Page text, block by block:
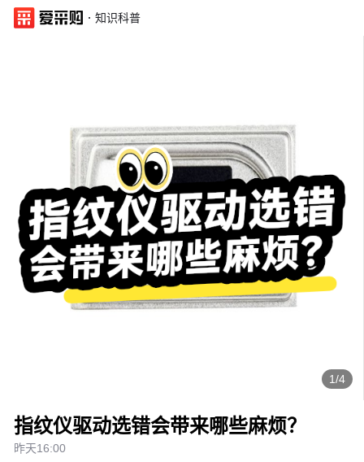
· 知识科普
1/4
指纹仪驱动选错会带来哪些麻烦？
昨天16:00